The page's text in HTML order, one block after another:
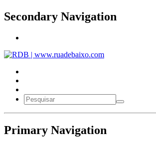
Secondary Navigation
Primary Navigation